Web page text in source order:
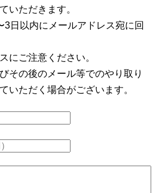
いただきます。
日以内にメールアドレス宛に回
にご注意ください。
その後のメール等でのやり取り
いただく場合がございます。